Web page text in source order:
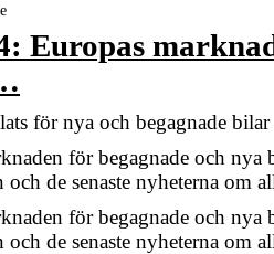
Europas
för nya och begagnade
för begagnade och
de senaste nyheterna om
för begagnade och
de senaste nyheterna om